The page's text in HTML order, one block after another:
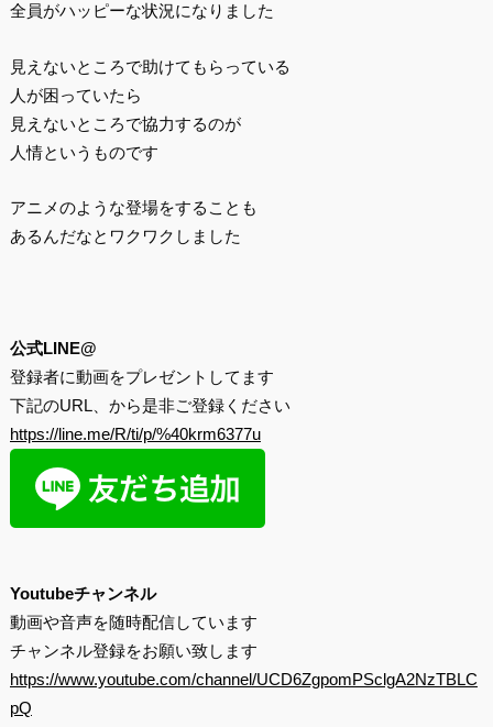
全員がハッピーな状況になりました
見えないところで助けてもらっている
人が困っていたら
見えないところで協力するのが
人情というものです
アニメのような登場をすることも
あるんだなとワクワクしました
公式LINE@
登録者に動画をプレゼントしてます
下記のURL、から是非ご登録ください
https://line.me/R/ti/p/%40krm6377u
Youtubeチャンネル
動画や音声を随時配信しています
チャンネル登録をお願い致します
https://www.youtube.com/channel/UCD6ZgpomPSclgA2NzTBLC
pQ